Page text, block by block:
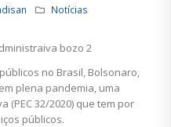
Notícias
no Brasil, Bolsonaro,
plena pandemia, uma
(PEC 32/2020) que tem por
públicos.